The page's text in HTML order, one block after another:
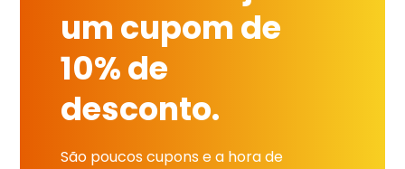
um cupom de
10% de
desconto.
São poucos cupons e a hora de